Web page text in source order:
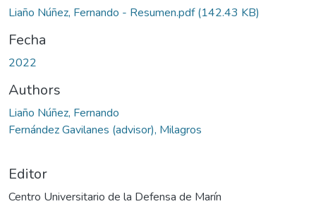
Liaño Núñez, Fernando - Resumen.pdf(142.43 KB)
Fecha
2022
Authors
Liaño Núñez, Fernando
Fernández Gavilanes (advisor), Milagros
Editor
Centro Universitario de la Defensa de Marín